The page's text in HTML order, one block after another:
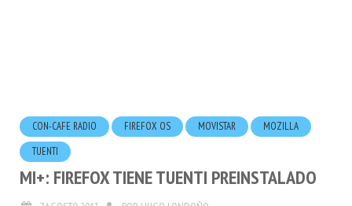
TUENTI
MI+: FIREFOX TIENE TUENTI PREINSTALADO
7.AGOSTO.2013 POR HUGO LONDOÑO